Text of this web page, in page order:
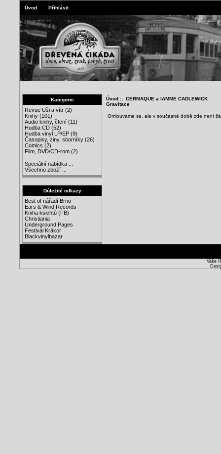
Úvod Přihlásit
Kategorie
Revue Uši a vítr (2)
Knihy (101)
Audio knihy, čtení (11)
Hudba CD (52)
Hudba vinyl LP/EP (9)
Časopisy, ziny, sborníky (26)
Comics (2)
Film, DVD/CD-rom (2)
Speciální nabídka ...
Všechno zboží ...
Důležité odkazy
Best of nářadí Brno
Ears & Wind Records
Kniha ksichtů (FB)
Christiania
Underground Pages
Festival Krákor
Blackvinylbazar
Úvod:: CERMAQUE a IAMME CADLEWICK
Gravitace
Omlouváme se, ale v současné době zde není
Vaše